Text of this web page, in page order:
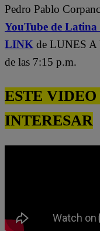
Pedro Pablo
YouTube de
LINK de LUNES A
de las 7:15 p.m.
ESTE
INTERESAR